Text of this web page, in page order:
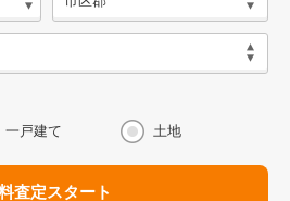
一戸建て 土地
査定スタート